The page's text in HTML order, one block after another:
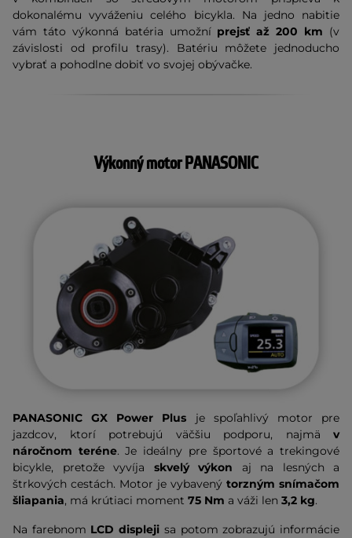
dokonalému vyváženiu celého bicykla. Na jedno nabitie
vám táto výkonná batéria umožní prejsť až 200 km (v
závislosti od profilu trasy). Batériu môžete jednoducho
vybrať a pohodlne dobiť vo svojej obývačke.
Výkonný motor PANASONIC
PANASONIC GX Power Plus je spoľahlivý motor pre
jazdcov, ktorí potrebujú väčšiu podporu, najmä v
náročnom teréne. Je ideálny pre športové a trekingové
bicykle, pretože vyvíja skvelý výkon aj na lesných a
štrkových cestách. Motor je vybavený torzným snímačom
šliapania, má krútiaci moment 75 Nm a váži len 3,2 kg.
Na farebnom LCD displeji sa potom zobrazujú informácie